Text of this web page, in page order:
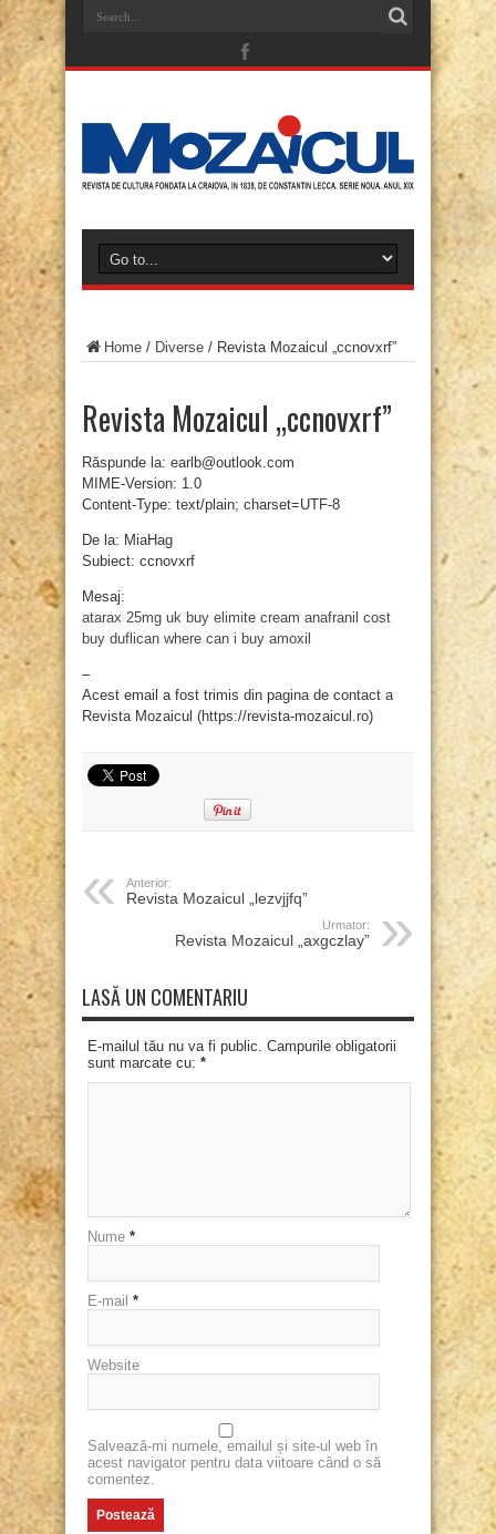
Home / Diverse / Revista Mozaicul „ccnovxrf”
Revista Mozaicul „ccnovxrf”
Răspunde la: earlb@outlook.com
MIME-Version: 1.0
Content-Type: text/plain; charset=UTF-8
De la: MiaHag
Subiect: ccnovxrf
Mesaj:
atarax 25mg uk buy elimite cream anafranil cost
buy duflican where can i buy amoxil
–
Acest email a fost trimis din pagina de contact a
Revista Mozaicul (https://revista-mozaicul.ro)
Anterior:
Revista Mozaicul „lezvjjfq”
Urmator:
Revista Mozaicul „axgczlay”
LASĂ UN COMENTARIU
E-mailul tău nu va fi public. Campurile obligatorii
sunt marcate cu: *
Nume *
E-mail *
Website
Salvează-mi numele, emailul și site-ul web în
acest navigator pentru data viitoare când o să
comentez.